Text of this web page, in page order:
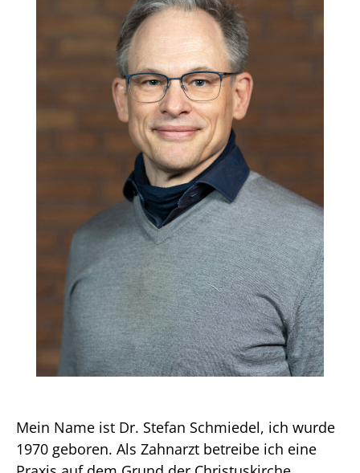
Mein Name ist Dr. Stefan Schmiedel, ich wurde
1970 geboren. Als Zahnarzt betreibe ich eine